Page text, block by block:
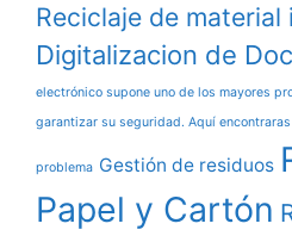
Reciclaje de
Digitalizacion de
electrónico supone uno de los mayores
garantizar su seguridad. Aquí
problema Gestión de residuos
Papel y Cartón